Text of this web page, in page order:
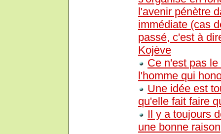
l'avenir pénètre
immédiate (cas
passé, c'est à
Kojève
Ce n'est pas
l'homme qui
Une idée est
qu'elle fait faire
Il y a toujours
une bonne